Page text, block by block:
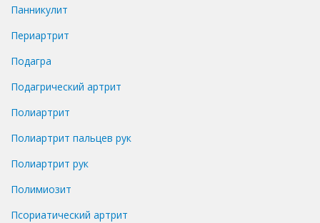
Панникулит
Периартрит
Подагра
Подагрический артрит
Полиартрит
Полиартрит пальцев рук
Полиартрит рук
Полимиозит
Псориатический артрит